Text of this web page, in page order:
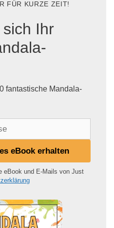
FÜR KURZE ZEIT!
Ihr
fantastische Mandala-
eBook erhalten
eBook und E-Mails von Just